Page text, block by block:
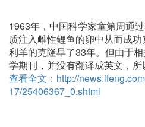
1963年，中国科学家童第周通
质注入雌性鲤鱼的卵中从而成
利羊的克隆早了33年。但由于
学期刊，并没有翻译成英文，
查看全文： http://
17/25406367_0.shtml